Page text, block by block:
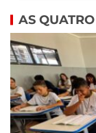
AS